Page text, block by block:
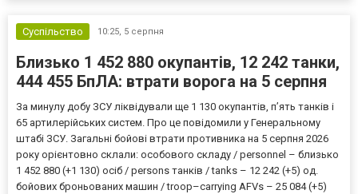
Суспільство 10:25, 5 серпня
Близько 1 452 880 окупантів, 12 242 танки,
444 455 БпЛА: втрати ворога на 5 серпня
За минулу добу ЗСУ ліквідували ще 1 130 окупантів, пʼять танків і
65 артилерійських систем. Про це повідомили у Генеральному
штабі ЗСУ. Загальні бойові втрати противника на 5 серпня 2026
року орієнтовно склали: особового складу / personnel – близько
1 452 880 (+1 130) осіб / persons танків / tanks – 12 242 (+5) од.
бойових броньованих машин / troop–carrying AFVs – 25 084 (+5)